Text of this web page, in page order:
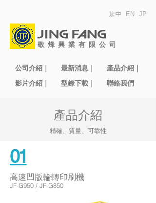
繁中 EN JP
敬烽興業有限公司
公司介紹｜
影片介紹｜
最新消息｜
型錄下載｜
產品介紹｜
聯絡我們
產品介紹
精確、質量、可靠性
01
高速凹版輪轉印刷機
JF-G950 / JF-G850